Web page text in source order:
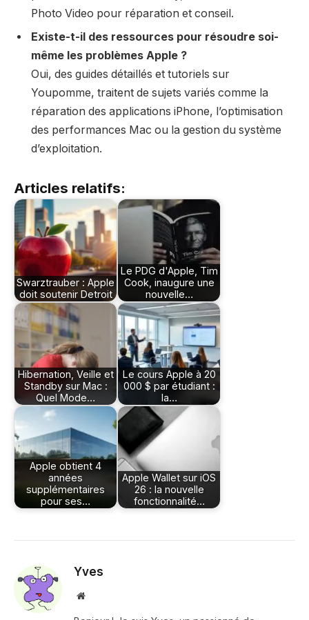
Photo Video pour réparation et conseil.
Existe-t-il des ressources pour résoudre soi-
même les problèmes Apple ?
Oui, des guides détaillés et tutoriels sur
Youpomme, traitent de sujets variés comme la
réparation des applications iPhone, l’optimisation
des performances Mac ou la gestion du système
d’exploitation.
Articles relatifs:
Swarztrauber : Apple
doit soutenir Detroit
Le PDG d'Apple, Tim
Cook, inaugure une
nouvelle…
Hibernation, Veille et
Standby sur Mac :
Quel Mode…
Le cours Apple à 20
000 $ par étudiant :
la…
Apple obtient 4
années
supplémentaires
pour ses…
Apple Wallet sur iOS
26 : la nouvelle
fonctionnalité…
Yves
Site